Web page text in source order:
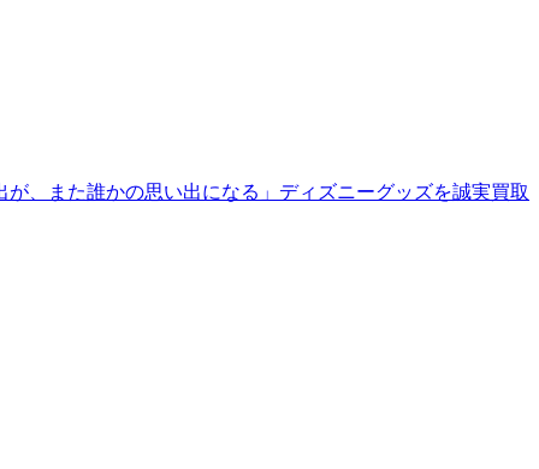
、また誰かの思い出になる」ディズニーグッズを誠実買取